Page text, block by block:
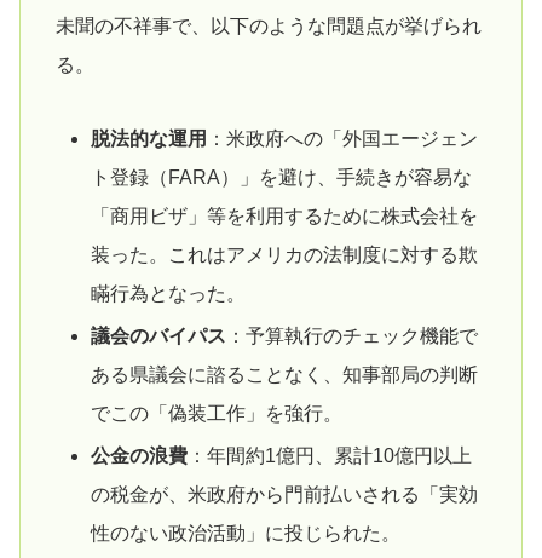
未聞の不祥事で、以下のような問題点が挙げられ
る。
脱法的な運用 ：米政府への「外国エージェン
ト登録（FARA）」を避け、手続きが容易な
「商用ビザ」等を利用するために株式会社を
装った。これはアメリカの法制度に対する欺
瞞行為となった。
議会のバイパス ：予算執行のチェック機能で
ある県議会に諮ることなく、知事部局の判断
でこの「偽装工作」を強行。
公金の浪費：年間約1億円、累計10億円以上
の税金が、米政府から門前払いされる「実効
性のない政治活動」に投じられた。